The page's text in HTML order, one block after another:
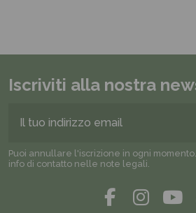
Iscriviti alla nostra
Puoi annullare l'iscrizione in ogni
info di contatto nelle note legali.